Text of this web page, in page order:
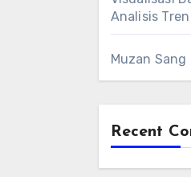
Analisis
Muzan Sang
Recent